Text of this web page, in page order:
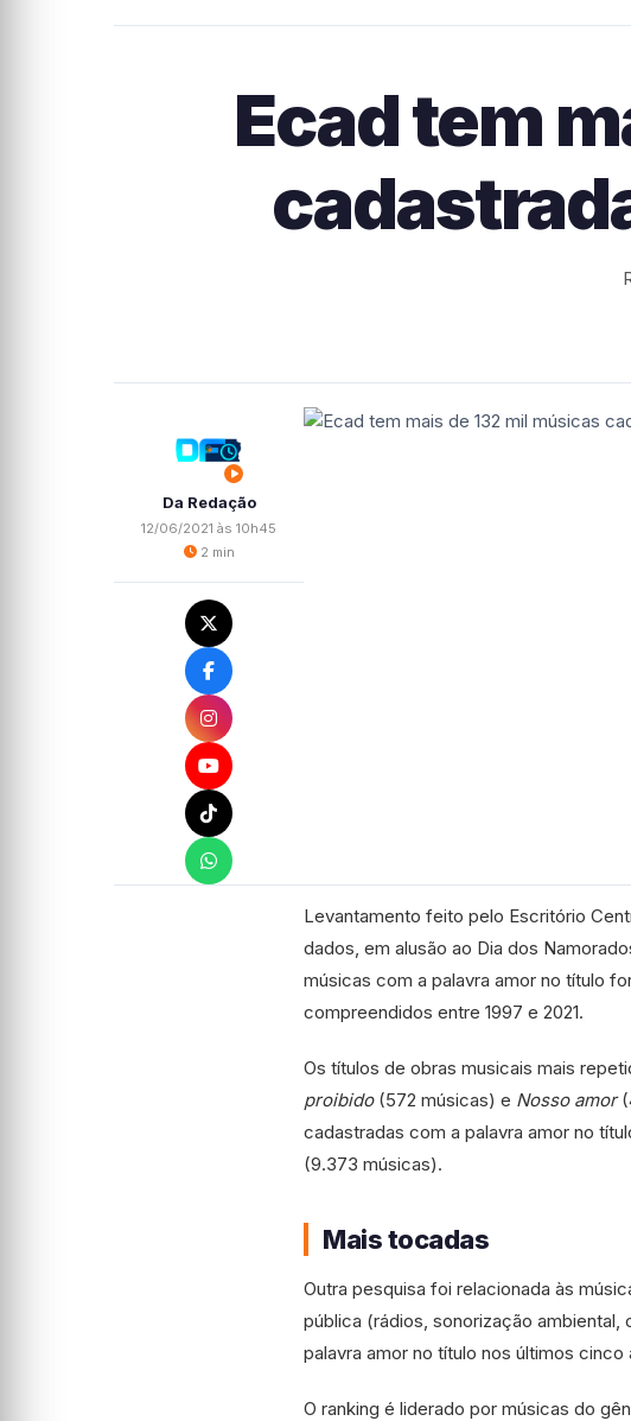
Ecad tem
Da Redação
12/06/2021 às 10h45
2 min
Levantamento feito pelo Escritório
dados, em alusão ao Dia dos
músicas com a palavra amor no título
compreendidos entre 1997 e 2021.
Os títulos de obras musicais mais
proibido(572 músicas) e Nosso amor
cadastradas com a palavra amor no
(9.373 músicas).
Mais tocadas
Outra pesquisa foi relacionada às
pública (rádios, sonorização
palavra amor no título nos últimos cinco
O ranking é liderado por músicas do